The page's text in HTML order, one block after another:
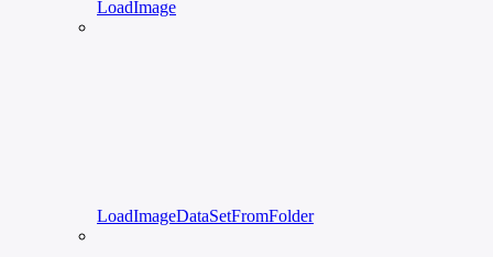
LoadImage
LoadImageDataSetFromFolder